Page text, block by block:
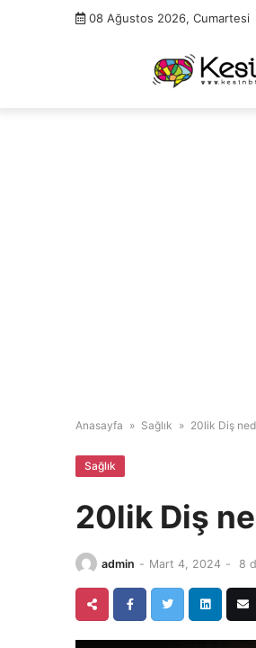
08 Ağustos 2026, Cumartesi
Anasayfa » Sağlık » 20lik Diş
Sağlık
20lik Diş
admin - Mart 4, 2024 - 8